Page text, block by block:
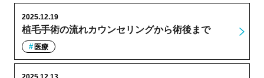
植毛手術の流れカウンセリングから術後まで
2025.12.19
医療